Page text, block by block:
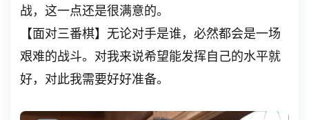
战，这一点还是很满意的。
【面对三番棋】无论对手是谁，必然都会是一场
艰难的战斗。对我来说希望能发挥自己的水平就
好，对此我需要好好准备。